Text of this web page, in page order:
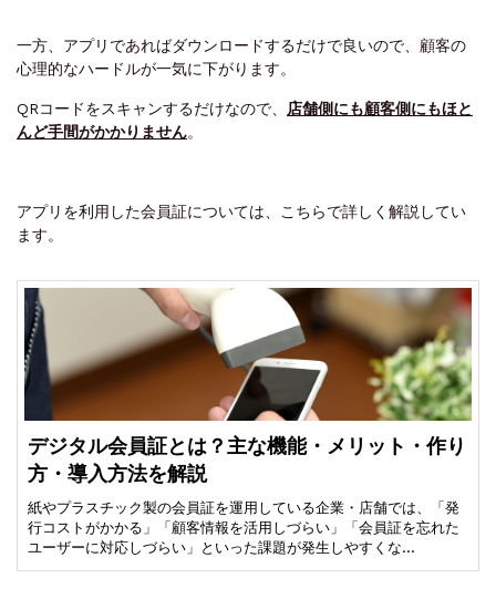
一方、アプリであればダウンロードするだけで良いので、顧客の
心理的なハードルが一気に下がります。
QRコードをスキャンするだけなので、
店舗側にも顧客側にもほと
んど手間がかかりません。
アプリを利用した会員証については、こちらで詳しく解説してい
ます。
デジタル会員証とは？主な機能・メリット・作り
方・導入方法を解説
紙やプラスチック製の会員証を運用している企業・店舗では、「発
行コストがかかる」「顧客情報を活用しづらい」「会員証を忘れた
ユーザーに対応しづらい」といった課題が発生しやすくな…